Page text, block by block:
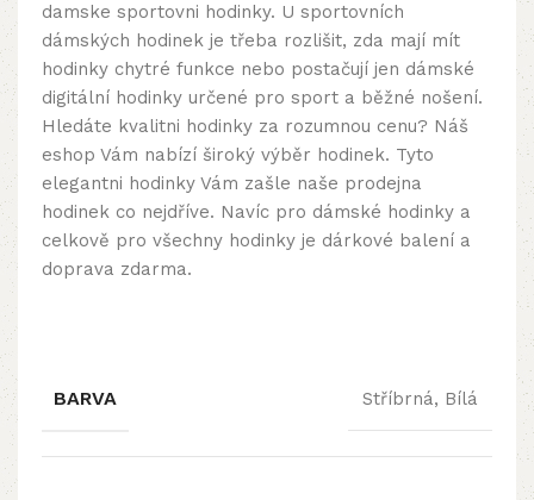
damske sportovni hodinky. U sportovních
dámských hodinek je třeba rozlišit, zda mají mít
hodinky chytré funkce nebo postačují jen dámské
digitální hodinky určené pro sport a běžné nošení.
Hledáte kvalitni hodinky za rozumnou cenu? Náš
eshop Vám nabízí široký výběr hodinek. Tyto
elegantni hodinky Vám zašle naše prodejna
hodinek co nejdříve. Navíc pro dámské hodinky a
celkově pro všechny hodinky je dárkové balení a
doprava zdarma.
BARVA Stříbrná, Bílá